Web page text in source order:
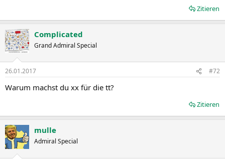
Zitieren
Complicated
Grand Admiral Special
26.01.2017 #72
Warum machst du xx für die tt?
Zitieren
mulle
Admiral Special